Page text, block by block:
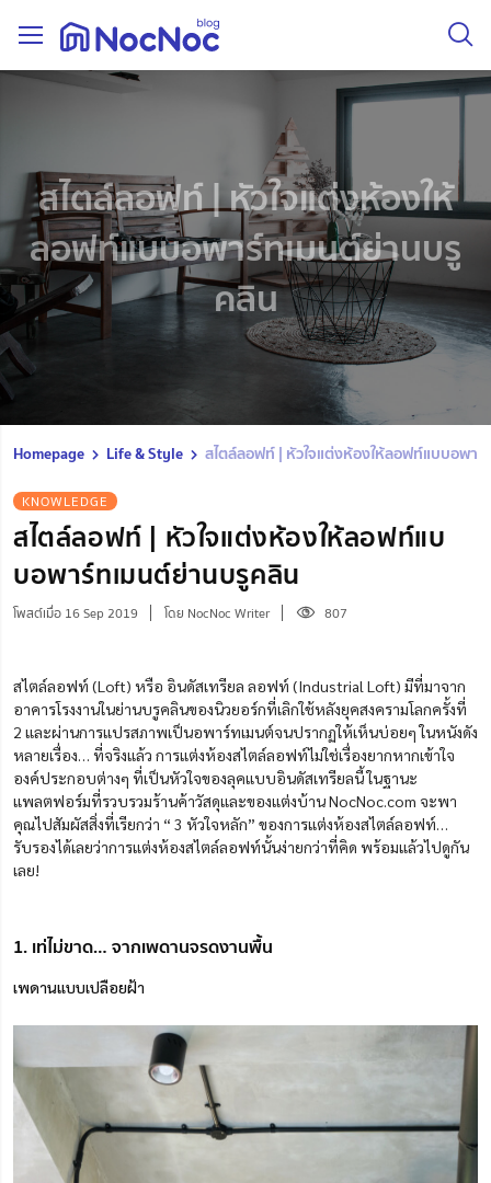
สไตล์ลอฟท์ | หัวใจแต่งห้องให้
ลอฟท์แบบอพาร์ทเมนต์ย่านบรู
คลิน
Homepage Life & Style สไตล์ลอฟท์ | หัวใจแต่งห้องให้ลอฟท์แบบอพา
KNOWLEDGE
สไตล์ลอฟท์ | หัวใจแต่งห้องให้ลอฟท์แบ
บอพาร์ทเมนต์ย่านบรูคลิน
โพสต์เมื่อ 16 Sep 2019 โดย NocNoc Writer 807
สไตล์ลอฟท์ (Loft) หรือ อินดัสเทรียล ลอฟท์ (Industrial Loft) มีที่มาจาก
อาคารโรงงานในย่านบรูคลินของนิวยอร์กที่เลิกใช้หลังยุคสงครามโลกครั้งที่
2 และผ่านการแปรสภาพเป็นอพาร์ทเมนต์จนปรากฏให้เห็นบ่อยๆ ในหนังดัง
หลายเรื่อง… ที่จริงแล้ว การแต่งห้องสไตล์ลอฟท์ไม่ใช่เรื่องยากหากเข้าใจ
องค์ประกอบต่างๆ ที่เป็นหัวใจของลุคแบบอินดัสเทรียลนี้ ในฐานะ
แพลตฟอร์มที่รวบรวมร้านค้าวัสดุและของแต่งบ้าน NocNoc.com จะพา
คุณไปสัมผัสสิ่งที่เรียกว่า “ 3 หัวใจหลัก” ของการแต่งห้องสไตล์ลอฟท์…
รับรองได้เลยว่าการแต่งห้องสไตล์ลอฟท์นั้นง่ายกว่าที่คิด พร้อมแล้วไปดูกัน
เลย!
1. เท่ไม่ขาด… จากเพดานจรดงานพื้น
เพดานแบบเปลือยฝ้า